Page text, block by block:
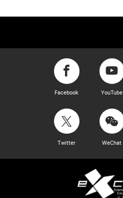
Facebook YouTube
Twitter WeChat